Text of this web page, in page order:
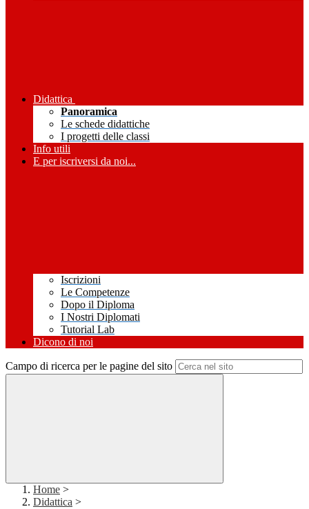
Didattica
Panoramica
Le schede didattiche
I progetti delle classi
Info utili
E per iscriversi da noi...
Iscrizioni
Le Competenze
Dopo il Diploma
I Nostri Diplomati
Tutorial Lab
Dicono di noi
Campo di ricerca per le pagine del sito
Home >
Didattica >